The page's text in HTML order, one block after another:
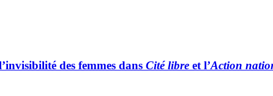
des femmes dans Cité libre et l’Action